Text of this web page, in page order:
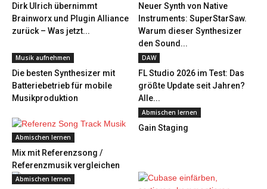
Dirk Ulrich übernimmt
Brainworx und Plugin Alliance
zurück – Was jetzt...
Neuer Synth von Native
Instruments: SuperStarSaw.
Warum dieser Synthesizer
den Sound...
Musik aufnehmen
Die besten Synthesizer mit
Batteriebetrieb für mobile
Musikproduktion
DAW
FL Studio 2026 im Test: Das
größte Update seit Jahren?
Alle...
Abmischen lernen
Mix mit Referenzsong /
Referenzmusik vergleichen
Abmischen lernen
Gain Staging
Abmischen lernen